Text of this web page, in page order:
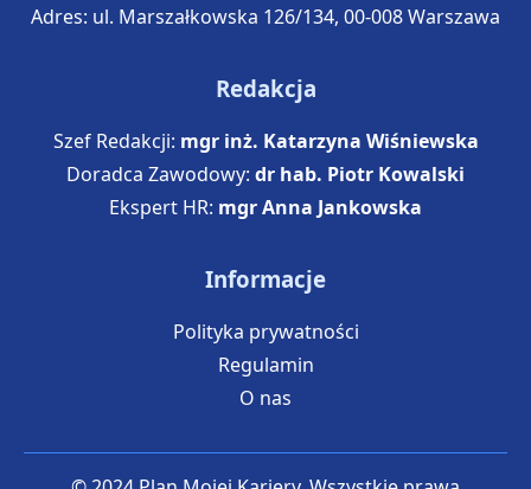
Adres: ul. Marszałkowska 126/134, 00-008 Warszawa
Redakcja
Szef Redakcji: mgr inż. Katarzyna Wiśniewska
Doradca Zawodowy: dr hab. Piotr Kowalski
Ekspert HR: mgr Anna Jankowska
Informacje
Polityka prywatności
Regulamin
O nas